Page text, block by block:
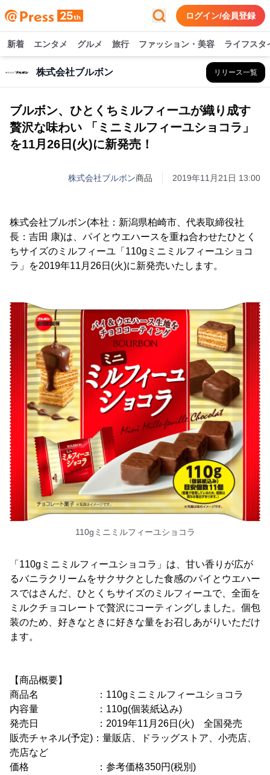
ログイン/会員登録
新着 エンタメ グルメ 旅行 ファッション・美容 ライフスタ
株式会社ブルボン リリース一覧
ブルボン、ひとくちミルフィーユが織り成す
贅沢な味わい 「ミニミルフィーユショコラ」
を11月26日(火)に新発売！
株式会社ブルボン商品 2019年11月21日 13:00
株式会社ブルボン(本社：新潟県柏崎市、代表取締役社
長：吉田 康)は、パイとウエハースを重ね合わせたひとく
ちサイズのミルフィーユ「110gミニミルフィーユショコ
ラ」を2019年11月26日(火)に新発売いたします。
110gミニミルフィーユショコラ
「110gミニミルフィーユショコラ」は、甘い香りが広が
るバニラクリームをサクサクとした食感のパイとウエハー
スではさんだ、ひとくちサイズのミルフィーユで、全面を
ミルクチョコレートで贅沢にコーティングしました。個包
装のため、好きなときに好きな量をお召しあがりいただけ
ます。
【商品概要】
商品名 ：110gミニミルフィーユショコラ
内容量 ：110g(個装紙込み)
発売日 ：2019年11月26日(火) 全国発売
販売チャネル(予定)：量販店、ドラッグストア、小売店、
売店など
価格 ：参考価格350円(税別)